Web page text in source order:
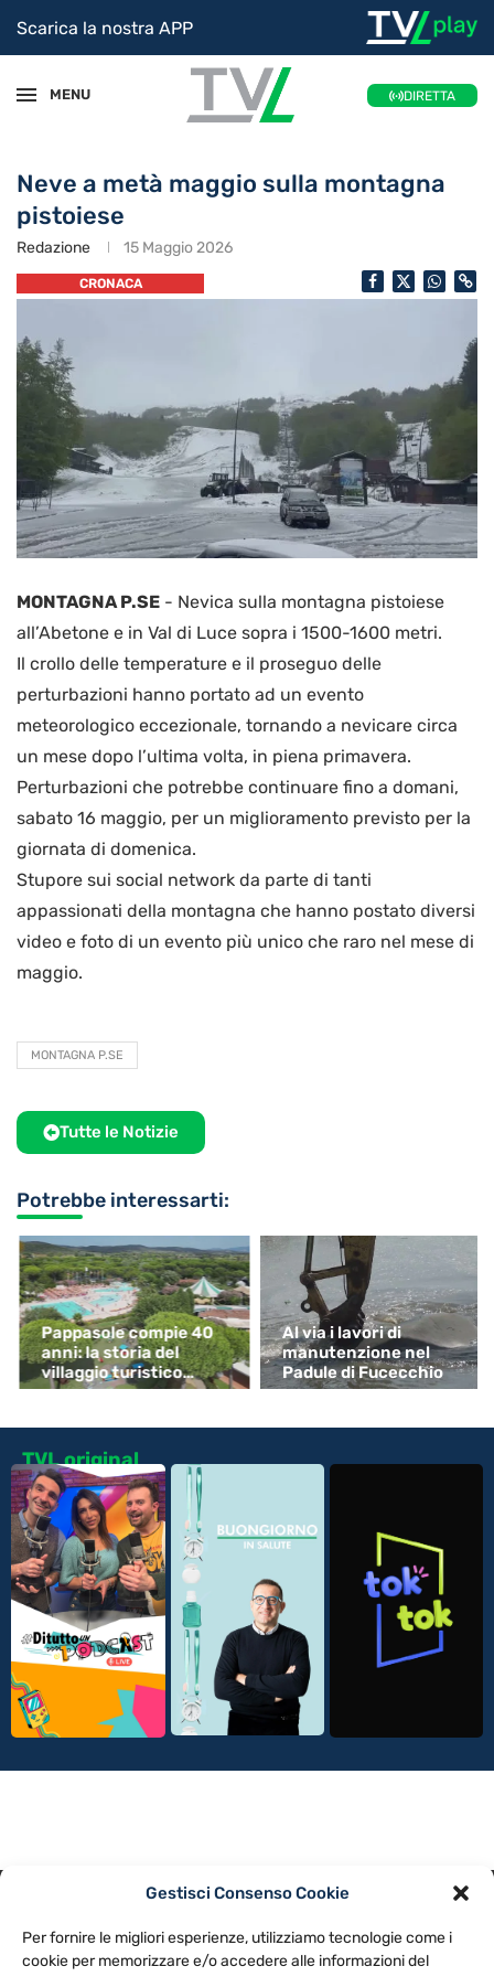
Gestisci Consenso Cookie
Per fornire le migliori esperienze, utilizziamo tecnologie come i
cookie per memorizzare e/o accedere alle informazioni del
Scarica la nostra APP
MENU DIRETTA
Neve a metà maggio sulla montagna
pistoiese
Redazione 15 Maggio 2026
CRONACA
MONTAGNA P.SE - Nevica sulla montagna pistoiese
all’Abetone e in Val di Luce sopra i 1500-1600 metri.
Il crollo delle temperature e il proseguo delle
perturbazioni hanno portato ad un evento
meteorologico eccezionale, tornando a nevicare circa
un mese dopo l’ultima volta, in piena primavera.
Perturbazioni che potrebbe continuare fino a domani,
sabato 16 maggio, per un miglioramento previsto per la
giornata di domenica.
Stupore sui social network da parte di tanti
appassionati della montagna che hanno postato diversi
video e foto di un evento più unico che raro nel mese di
maggio.
MONTAGNA P.SE
Tutte le Notizie
Potrebbe interessarti:
Pappasole compie 40
anni: la storia del
villaggio turistico
simbolo delle
Al via i lavori di
manutenzione nel
Padule di Fucecchio
TVL original
NOTE LEGALI
CONTATTACI PREFERENZE